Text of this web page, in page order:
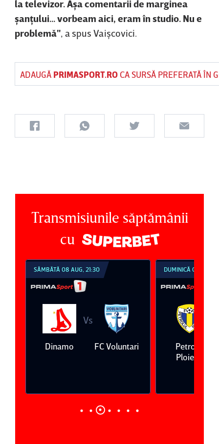
la televizor. Aşa comentarii de marginea
şanţului... vorbeam aici, eram în studio. Nu e
problemă", a spus Vaişcovici.
ADAUGĂ PRIMASPORT.ROCA SURSĂ PREFERATĂ ÎN
Transmisiunile săptămânii
cu
08 AUG, 21:30
FC Voluntari
DUMINICĂ 09 AUG, 18:30
Petrolul
Oţelul Galaţi